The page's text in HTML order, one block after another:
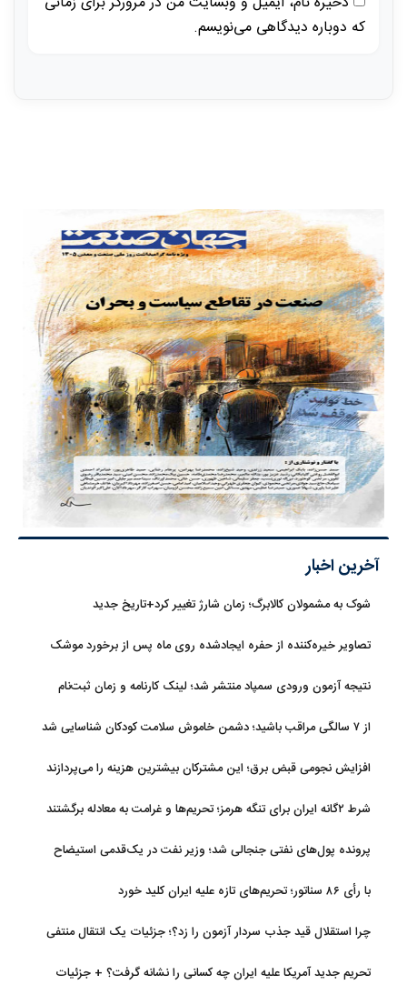
که دوباره دیدگاهی می‌نویسم.
آخرین اخبار
شوک به مشمولان کالابرگ؛ زمان شارژ تغییر کرد+تاریخ جدید
تصاویر خیره‌کننده از حفره ایجادشده روی ماه پس از برخورد موشک
فالکون ۹
نتیجه آزمون ورودی سمپاد منتشر شد؛ لینک کارنامه و زمان ثبت‌نام
از ۷ سالگی مراقب باشید؛ دشمن خاموش سلامت کودکان شناسایی شد
افزایش نجومی قبض برق؛ این مشترکان بیشترین هزینه را می‌پردازند
شرط ۲گانه ایران برای تنگه هرمز؛ تحریم‌ها و غرامت به معادله برگشتند
پرونده پول‌های نفتی جنجالی شد؛ وزیر نفت در یک‌قدمی استیضاح
با رأی ۸۶ سناتور؛ تحریم‌های تازه علیه ایران کلید خورد
چرا استقلال قید جذب سردار آزمون را زد؟؛ جزئیات یک انتقال منتفی
تحریم جدید آمریکا علیه ایران چه کسانی را نشانه گرفت؟ + جزئیات